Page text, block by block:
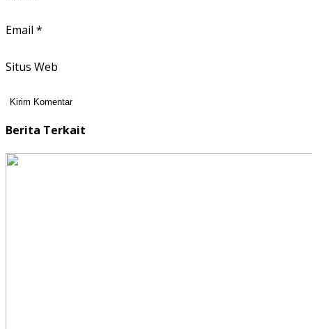
Email *
Situs Web
Berita Terkait